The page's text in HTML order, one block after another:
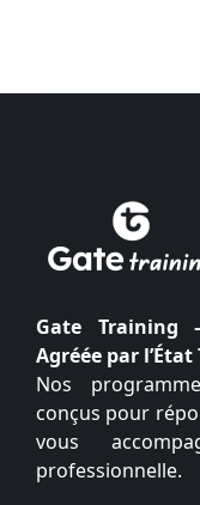
Gate Training
Agréée par l’État
Nos
conçus pour
vous
professionnelle.